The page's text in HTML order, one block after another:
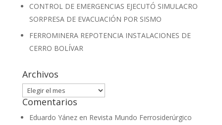
CONTROL DE EMERGENCIAS EJECUTÓ SIMULACRO
SORPRESA DE EVACUACIÓN POR SISMO
FERROMINERA REPOTENCIA INSTALACIONES DE
CERRO BOLÍVAR
Archivos
Archivos
Comentarios
Eduardo Yánezen Revista Mundo Ferrosiderúrgico